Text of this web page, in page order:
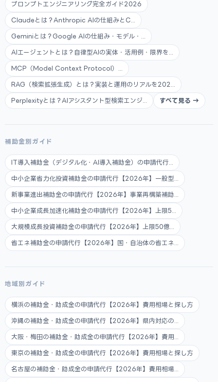
プロンプトエンジニアリング完全ガイド2026
Claudeとは？Anthropic AIの仕組みとC...
Geminiとは？Google AIの仕組み・モデル・...
AIエージェントとは？自律型AIの実体・活用例・限界を...
MCP（Model Context Protocol）...
RAG（検索拡張生成）とは？実装と運用のリアルを202...
Perplexityとは？AIアシスタント型検索エンジ... すべて見る →
補助金別ガイド
IT導入補助金（デジタル化・AI導入補助金）の申請代行...
中小企業省力化投資補助金の申請代行【2026年】一般型...
新事業進出補助金の申請代行【2026年】事業再構築補助...
中小企業成長加速化補助金の申請代行【2026年】上限5...
大規模成長投資補助金の申請代行【2026年】上限50億...
省エネ補助金の申請代行【2026年】国・自治体の省エネ...
地域別ガイド
横浜の補助金・助成金の申請代行【2026年】費用相場と探し方
沖縄の補助金・助成金の申請代行【2026年】県内対応の...
大阪・梅田の補助金・助成金の申請代行【2026年】費用...
東京の補助金・助成金の申請代行【2026年】費用相場と探し方
名古屋の補助金・助成金の申請代行【2026年】費用相場...